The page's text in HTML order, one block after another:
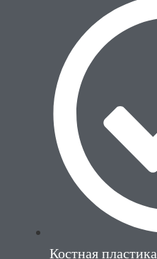
Костная пластика